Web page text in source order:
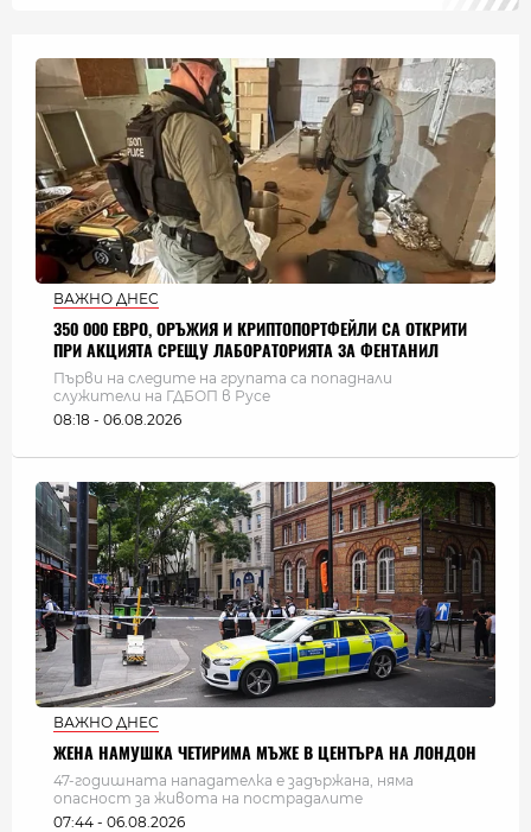
ВАЖНО ДНЕС
350 000 ЕВРО, ОРЪЖИЯ И КРИПТОПОРТФЕЙЛИ СА ОТКРИТИ
ПРИ АКЦИЯТА СРЕЩУ ЛАБОРАТОРИЯТА ЗА ФЕНТАНИЛ
Първи на следите на групата са попаднали
служители на ГДБОП в Русе
08:18 - 06.08.2026
ВАЖНО ДНЕС
ЖЕНА НАМУШКА ЧЕТИРИМА МЪЖЕ В ЦЕНТЪРА НА ЛОНДОН
47-годишната нападателка е задържана, няма
опасност за живота на пострадалите
07:44 - 06.08.2026